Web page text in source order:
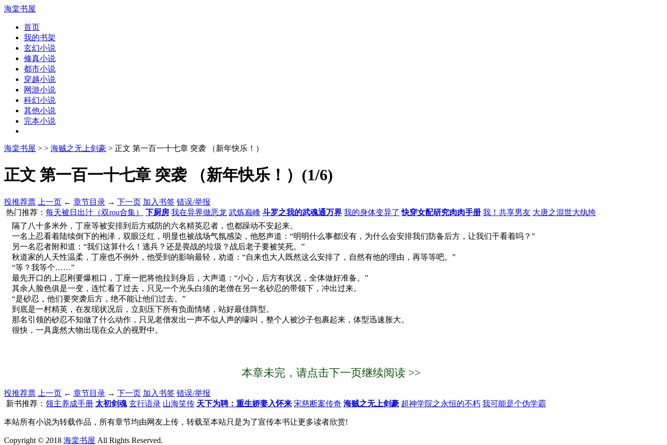
海棠书屋
首页
我的书架
玄幻小说
修真小说
都市小说
穿越小说
网游小说
科幻小说
其他小说
完本小说
海棠书屋 > > 海贼之无上剑豪 > 正文 第一百一十七章 突袭 （新年快乐！）
正文 第一百一十七章 突袭 （新年快乐！）(1/6)
投推荐票 上一页 ← 章节目录 → 下一页 加入书签 错误/举报
热门推荐： 每天被日出汁（双rou合集） 下厨房 我在异界做恶龙 武炼巅峰 斗罗之我的武魂通万界 我的身体变异了 快穿女配研究肉肉手册 我！共享男友 大唐之混世大纨绔
隔了八十多米外，丁座等被安排到后方戒防的六名精英忍者，也都躁动不安起来。
一名上忍看着陆续倒下的袍泽，双眼泛红，明显也被战场气氛感染，他怒声道：“明明什么事都没有，为什么会安排我们防备后方，让我们干看着吗？”
另一名忍者附和道：“我们这算什么！逃兵？还是畏战的垃圾？战后老子要被笑死。”
秋道家的人天性温柔，丁座也不例外，他受到的影响最轻，劝道：“自来也大人既然这么安排了，自然有他的理由，再等等吧。”
“等？我等个……”
最先开口的上忍刚要爆粗口，丁座一把将他拉到身后，大声道：“小心，后方有状况，全体做好准备。”
其余人脸色俱是一变，连忙看了过去，只见一个光头白须的老僧在另一名砂忍的带领下，冲出过来。
“是砂忍，他们要突袭后方，绝不能让他们过去。”
到底是一村精英，在发现状况后，立刻压下所有负面情绪，站好最佳阵型。
那名引领的砂忍不知做了什么动作，只见老僧发出一声不似人声的嚎叫，整个人被沙子包裹起来，体型迅速胀大。
很快，一具庞然大物出现在众人的视野中。
本章未完，请点击下一页继续阅读 >>
投推荐票 上一页 ← 章节目录 → 下一页 加入书签 错误/举报
新书推荐： 领主养成手册 太初剑魂 玄行语录 山海笑传 天下为聘：重生娇妻入怀来 宋慈断案传奇 海贼之无上剑豪 超神学院之永恒的不朽 我可能是个伪学霸
本站所有小说为转载作品，所有章节均由网友上传，转载至本站只是为了宣传本书让更多读者欣赏!
Copyright © 2018 海棠书屋 All Rights Reserved.